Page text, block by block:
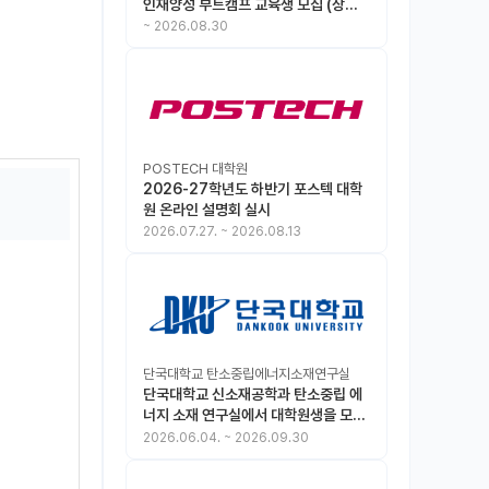
인재양성 부트캠프 교육생 모집 (상시
모집 중, 1차 마감 : ~8.30)
~ 2026.08.30
POSTECH 대학원
2026-27학년도 하반기 포스텍 대학
원 온라인 설명회 실시
2026.07.27. ~ 2026.08.13
단국대학교 탄소중립에너지소재연구실
단국대학교 신소재공학과 탄소중립 에
너지 소재 연구실에서 대학원생을 모집
합니다.
2026.06.04. ~ 2026.09.30